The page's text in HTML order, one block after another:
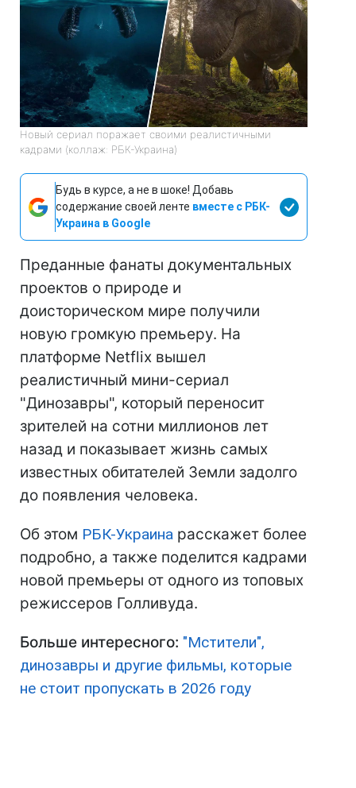
Новый сериал поражает своими реалистичными
кадрами (коллаж: РБК-Украина)
Будь в курсе, а не в шоке! Добавь
содержание своей ленте вместе с РБК-
Украина в Google
Преданные фанаты документальных
проектов о природе и
доисторическом мире получили
новую громкую премьеру. На
платформе Netflix вышел
реалистичный мини-сериал
"Динозавры", который переносит
зрителей на сотни миллионов лет
назад и показывает жизнь самых
известных обитателей Земли задолго
до появления человека.
Об этом РБК-Украина расскажет более
подробно, а также поделится кадрами
новой премьеры от одного из топовых
режиссеров Голливуда.
Больше интересного: "Мстители",
динозавры и другие фильмы, которые
не стоит пропускать в 2026 году